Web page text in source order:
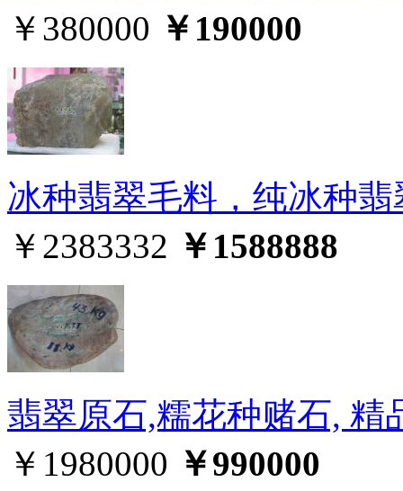
￥380000 ￥190000
冰种翡翠毛料，纯冰种翡
￥2383332 ￥1588888
翡翠原石,糯花种赌石, 精
￥1980000 ￥990000